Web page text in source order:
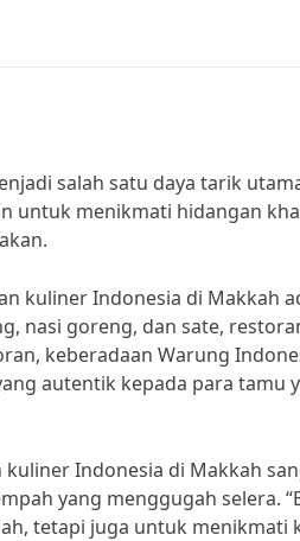
salah satu daya tarik
untuk menikmati hidangan
kuliner Indonesia di Makkah
nasi goreng, dan sate,
keberadaan Warung
autentik kepada para tamu
Indonesia di Makkah
yang menggugah selera.
tetapi juga untuk menikmati